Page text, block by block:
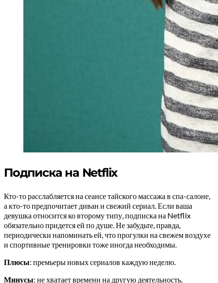
Подписка на Netflix
Кто-то расслабляется на сеансе тайского массажа в спа-салоне,
а кто-то предпочитает диван и свежий сериал. Если ваша
девушка относится ко второму типу, подписка на Netflix
обязательно придется ей по душе. Не забудьте, правда,
периодически напоминать ей, что прогулки на свежем воздухе
и спортивные тренировки тоже иногда необходимы.
Плюсы: премьеры новых сериалов каждую неделю.
Минусы: не хватает времени на другую деятельность.